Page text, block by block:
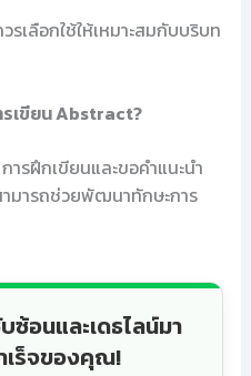
รเลือกใช้ให้เหมาะสมกับบริบท
รเขียน Abstract?
รฝึกเขียนและขอคำแนะนำ
ามารถช่วยพัฒนาทักษะการ
อนและเดธไลน์มา
เร็จของคุณ!